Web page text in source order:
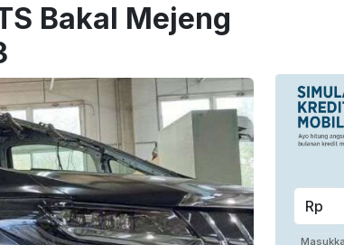
Bakal Mejeng